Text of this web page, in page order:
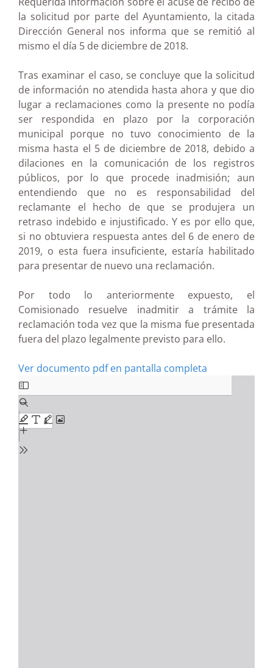
la solicitud por parte del Ayuntamiento, la citada
Dirección General nos informa que se remitió al
mismo el día 5 de diciembre de 2018.
Tras examinar el caso, se concluye que la solicitud
de información no atendida hasta ahora y que dio
lugar a reclamaciones como la presente no podía
ser respondida en plazo por la corporación
municipal porque no tuvo conocimiento de la
misma hasta el 5 de diciembre de 2018, debido a
dilaciones en la comunicación de los registros
públicos, por lo que procede inadmisión; aun
entendiendo que no es responsabilidad del
reclamante el hecho de que se produjera un
retraso indebido e injustificado. Y es por ello que,
si no obtuviera respuesta antes del 6 de enero de
2019, o esta fuera insuficiente, estaría habilitado
para presentar de nuevo una reclamación.
Por todo lo anteriormente expuesto, el
Comisionado resuelve inadmitir a trámite la
reclamación toda vez que la misma fue presentada
fuera del plazo legalmente previsto para ello.
Ver documento pdf en pantalla completa